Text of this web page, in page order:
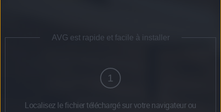
AVG est rapide et facile à installer
1
Localisez le fichier téléchargé sur votre navigateur ou